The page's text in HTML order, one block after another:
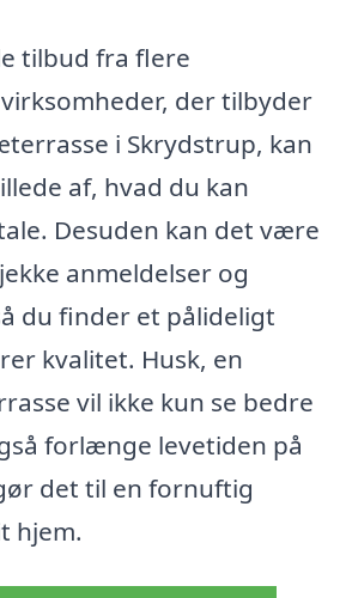
tilbud fra flere
der tilbyder
i Skrydstrup, kan
af, hvad du kan
Desuden kan det være
anmeldelser og
du finder et pålideligt
kvalitet. Husk, en
vil ikke kun se bedre
forlænge levetiden på
det til en fornuftig
hjem.